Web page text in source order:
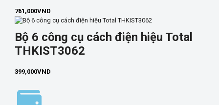
761,000VND
Bộ 6 công cụ cách điện hiệu Total
THKIST3062
399,000VND